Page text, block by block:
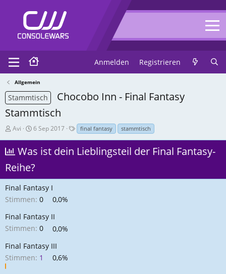
Anmelden Registrieren
Allgemein
Stammtisch
Chocobo Inn - Final Fantasy
Stammtisch
T
r
e
a
-
E
r
s
t
e
l
l
e
Avi
E
t
e
l
n
g
d
a
u
6 Sep 2017
T
g
s
final fantasy stammtisch
Was ist dein Lieblingsteil der Final Fantasy-
Reihe?
Final Fantasy I
Stimmen: 0
0,0%
Final Fantasy II
Stimmen: 0
0,0%
Final Fantasy III
Stimmen: 1 0,6%